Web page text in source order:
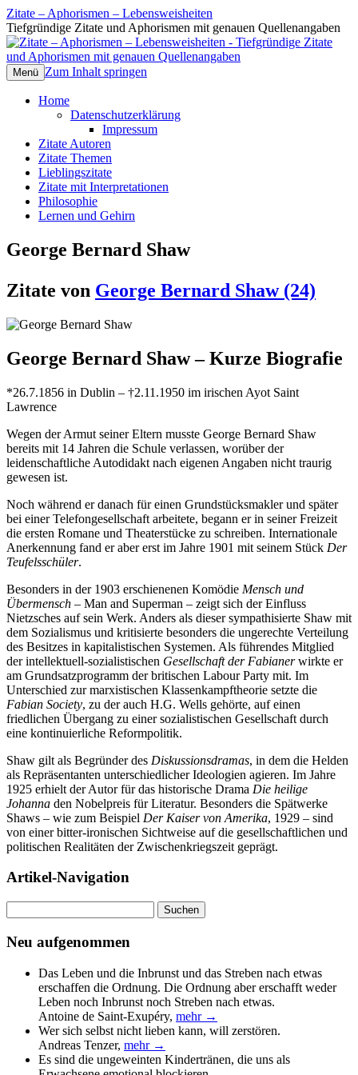
Zitate – Aphorismen – Lebensweisheiten
Tiefgründige Zitate und Aphorismen mit genauen Quellenangaben
Menü Zum Inhalt springen
Home
Datenschutzerklärung
Impressum
Zitate Autoren
Zitate Themen
Lieblingszitate
Zitate mit Interpretationen
Philosophie
Lernen und Gehirn
George Bernard Shaw
Zitate von George Bernard Shaw (24)
George Bernard Shaw – Kurze Biografie
*26.7.1856 in Dublin – †2.11.1950 im irischen Ayot Saint
Lawrence
Wegen der Armut seiner Eltern musste George Bernard Shaw
bereits mit 14 Jahren die Schule verlassen, worüber der
leidenschaftliche Autodidakt nach eigenen Angaben nicht traurig
gewesen ist.
Noch während er danach für einen Grundstücksmakler und später
bei einer Telefongesellschaft arbeitete, begann er in seiner Freizeit
die ersten Romane und Theaterstücke zu schreiben. Internationale
Anerkennung fand er aber erst im Jahre 1901 mit seinem Stück Der
Teufelsschüler.
Besonders in der 1903 erschienenen Komödie Mensch und
Übermensch – Man and Superman – zeigt sich der Einfluss
Nietzsches auf sein Werk. Anders als dieser sympathisierte Shaw mit
dem Sozialismus und kritisierte besonders die ungerechte Verteilung
des Besitzes in kapitalistischen Systemen. Als führendes Mitglied
der intellektuell-sozialistischen Gesellschaft der Fabianerwirkte er
am Grundsatzprogramm der britischen Labour Party mit. Im
Unterschied zur marxistischen Klassenkampftheorie setzte die
Fabian Society, zu der auch H.G. Wells gehörte, auf einen
friedlichen Übergang zu einer sozialistischen Gesellschaft durch
eine kontinuierliche Reformpolitik.
Shaw gilt als Begründer des Diskussionsdramas, in dem die Helden
als Repräsentanten unterschiedlicher Ideologien agieren. Im Jahre
1925 erhielt der Autor für das historische Drama Die heilige
Johanna den Nobelpreis für Literatur. Besonders die Spätwerke
Shaws – wie zum Beispiel Der Kaiser von Amerika, 1929 – sind
von einer bitter-ironischen Sichtweise auf die gesellschaftlichen und
politischen Realitäten der Zwischenkriegszeit geprägt.
Artikel-Navigation
nach:
Neu aufgenommen
Das Leben und die Inbrunst und das Streben nach etwas
erschaffen die Ordnung. Die Ordnung aber erschafft weder
Leben noch Inbrunst noch Streben nach etwas.
Antoine de Saint-Exupéry, mehr →
Wer sich selbst nicht lieben kann, will zerstören.
Andreas Tenzer, mehr →
Es sind die ungeweinten Kindertränen, die uns als